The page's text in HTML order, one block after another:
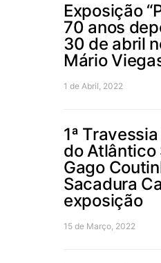
Exposição
70 anos
30 de abril
Mário
1 de Abril, 2022
1ª
do Atlântico
Gago
Sacadura
exposição
15 de Março, 2022